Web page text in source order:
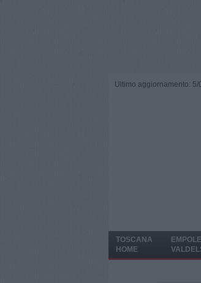
Ultimo aggiornamento: 5/
TOSCANA
HOME